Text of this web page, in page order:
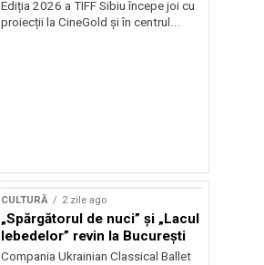
Ediția 2026 a TIFF Sibiu începe joi cu
proiecții la CineGold și în centrul...
CULTURĂ 2 zile ago
„Spărgătorul de nuci” și „Lacul
lebedelor” revin la București
Compania Ukrainian Classical Ballet